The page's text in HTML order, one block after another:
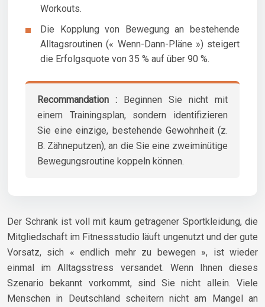
Workouts.
Die Kopplung von Bewegung an bestehende
Alltagsroutinen (« Wenn-Dann-Pläne ») steigert
die Erfolgsquote von 35 % auf über 90 %.
Recommandation : Beginnen Sie nicht mit
einem Trainingsplan, sondern identifizieren
Sie eine einzige, bestehende Gewohnheit (z.
B. Zähneputzen), an die Sie eine zweiminütige
Bewegungsroutine koppeln können.
Der Schrank ist voll mit kaum getragener Sportkleidung, die
Mitgliedschaft im Fitnessstudio läuft ungenutzt und der gute
Vorsatz, sich « endlich mehr zu bewegen », ist wieder
einmal im Alltagsstress versandet. Wenn Ihnen dieses
Szenario bekannt vorkommt, sind Sie nicht allein. Viele
Menschen in Deutschland scheitern nicht am Mangel an